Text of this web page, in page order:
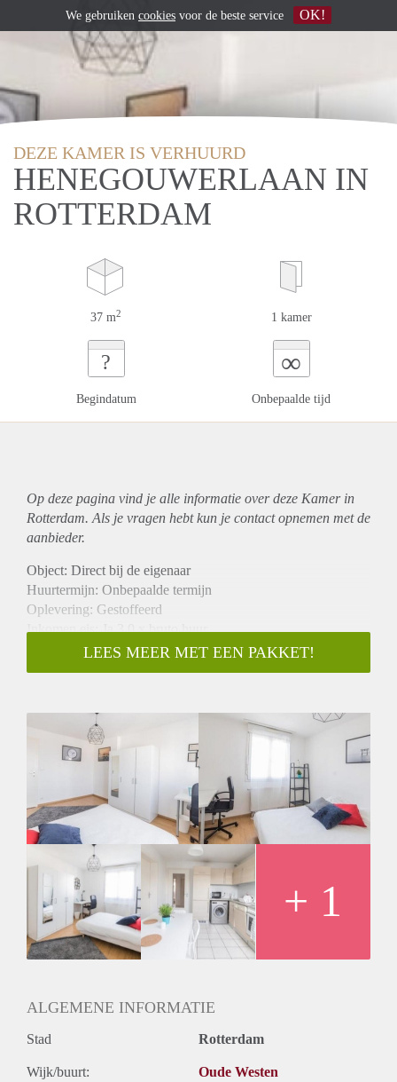
DEZE KAMER IS VERHUURD
HENEGOUWERLAAN IN
ROTTERDAM
37 m2 1 kamer
?
Begindatum
∞
Onbepaalde tijd
Op deze pagina vind je alle informatie over deze Kamer in
Rotterdam. Als je vragen hebt kun je contact opnemen met de
aanbieder.
Object: Direct bij de eigenaar
Huurtermijn: Onbepaalde termijn
Oplevering: Gestoffeerd
Inkomen eis: Ja 3,0 x bruto huur
Garantiestelling mogelijk: Ja
Borg: 1 maand
Gedeelde keuken: Nee
Gedeelde Douche: Nee
Gedeelde woonkamer: Nee
Huisgenoten: Nee
Geslacht huisgenoten: N.v.t.
LEES MEER MET EEN PAKKET!
+ 1
ALGEMENE INFORMATIE
Stad Rotterdam
Wijk/buurt: Oude Westen
We gebruiken cookies voor de beste service OK!